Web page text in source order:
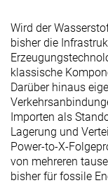
Wird der
bisher die
klassische
Darüber hinaus
Importen als
Lagerung und
Power-to-X-
von mehreren
bisher für fossile